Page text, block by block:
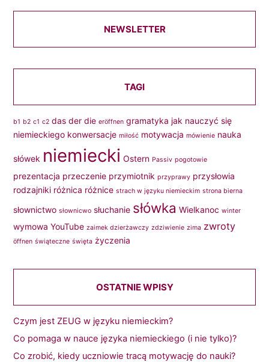
NEWSLETTER
TAGI
b1 b2 c1 c2 das der die eröffnen gramatyka jak nauczyć się
niemieckiego konwersacje miłość motywacja mówienie nauka
słówek niemiecki Ostern Passiv pogotowie
prezentacja przeczenie przymiotnik przyprawy przysłowia
rodzajniki różnica różnice strach w języku niemieckim strona bierna
słownictwo słownicwo słuchanie słówka Wielkanoc winter
wymowa YouTube zaimek dzierżawczy zdziwienie zima zwroty
öffnen świąteczne święta życzenia
OSTATNIE WPISY
Czym jest ZEUG w języku niemieckim?
Co pomaga w nauce języka niemieckiego (i nie tylko)?
Co zrobić, kiedy uczniowie tracą motywację do nauki?